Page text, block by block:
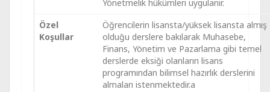
Yönetmelik hükümleri uygulanır.
Özel
Koşullar
Öğrencilerin lisansta/yüksek lisansta almış
olduğu derslere bakılarak Muhasebe,
Finans, Yönetim ve Pazarlama gibi temel
derslerde eksiği olanların lisans
programından bilimsel hazırlık derslerini
almaları istenmektedir.a